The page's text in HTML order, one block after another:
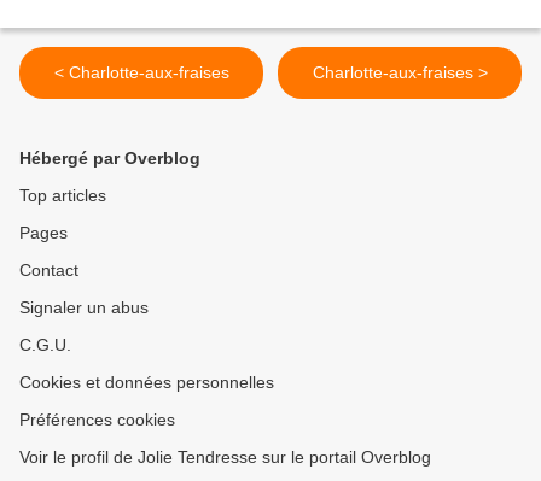
< Charlotte-aux-fraises Charlotte-aux-fraises >
Hébergé par Overblog
Top articles
Pages
Contact
Signaler un abus
C.G.U.
Cookies et données personnelles
Préférences cookies
Voir le profil de Jolie Tendresse sur le portail Overblog